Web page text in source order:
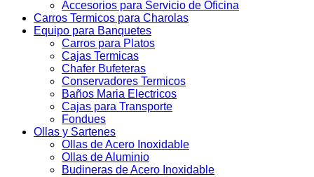
Accesorios para Servicio de Oficina
Carros Termicos para Charolas
Equipo para Banquetes
Carros para Platos
Cajas Termicas
Chafer Bufeteras
Conservadores Termicos
Baños Maria Electricos
Cajas para Transporte
Fondues
Ollas y Sartenes
Ollas de Acero Inoxidable
Ollas de Aluminio
Budineras de Acero Inoxidable